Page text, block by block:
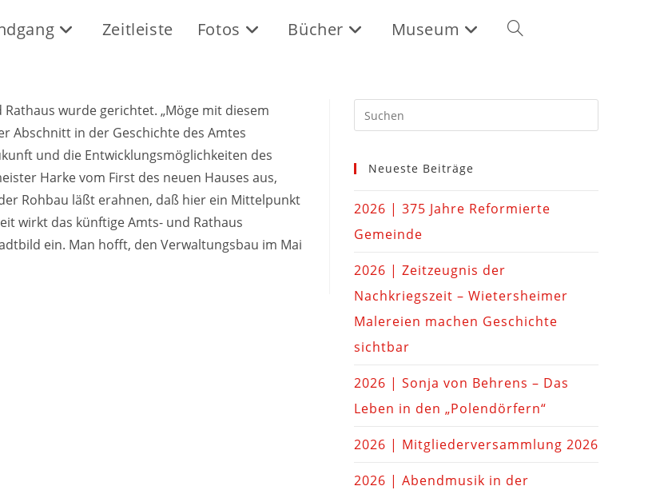
Zeitleiste Fotos Bücher Museum
wurde gerichtet. „Möge mit diesem
Abschnitt in der Geschichte des Amtes
und die Entwicklungsmöglichkeiten des
Harke vom First des neuen Hauses aus,
Rohbau läßt erahnen, daß hier ein Mittelpunkt
wirkt das künftige Amts- und Rathaus
ein. Man hofft, den Verwaltungsbau im Mai
Neueste Beiträge
2026 | 375 Jahre Reformierte
Gemeinde
2026 | Zeitzeugnis der
Nachkriegszeit – Wietersheimer
Malereien machen Geschichte
sichtbar
2026 | Sonja von Behrens – Das
Leben in den „Polendörfern“
2026 | Mitgliederversammlung 2026
2026 | Abendmusik in der